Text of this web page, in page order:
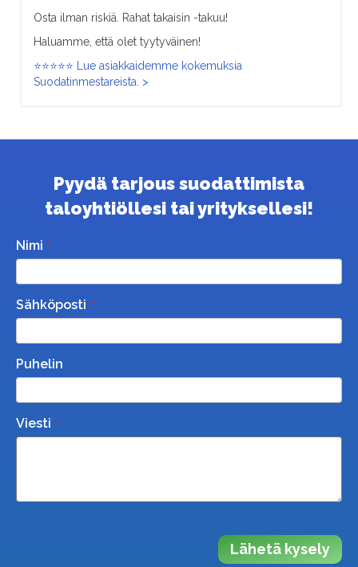
Osta ilman riskiä. Rahat takaisin -takuu!
Haluamme, että olet tyytyväinen!
⭐⭐⭐⭐⭐ Lue asiakkaidemme kokemuksia
Suodatinmestareista. >
Pyydä tarjous suodattimista
taloyhtiöllesi tai yrityksellesi!
Nimi
Sähköposti
Puhelin
Viesti
Lähetä kysely